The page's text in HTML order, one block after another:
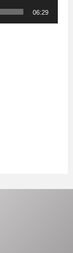
06:29